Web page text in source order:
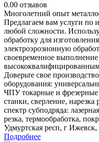
0.00 отзывов
Многолетний опыт
Предлагаем вам услуги по
любой сложности.
обработку для
электроэрозионную
своевременное выполнение
Доверьте свое
оборудования:
ЧПУ токарные и фрезерные
станки, сверление,
спектр субподряда:
резка, термообработка,
Удмуртская респ, г
Подробнее